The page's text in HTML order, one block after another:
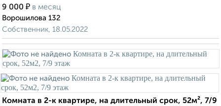
9 000 ₽ в месяц
Ворошилова 132
Собственник, 18.05.2022
Комната в 2-к квартире, на длительный срок, 52м², 7/9